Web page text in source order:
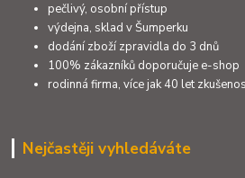
pečlivý, osobní přístup
výdejna, sklad v Šumperku
dodání zboží zpravidla do 3 dnů
100% zákazníků doporučuje e-shop
rodinná firma, více jak 40 let
Nejčastěji vyhledáváte